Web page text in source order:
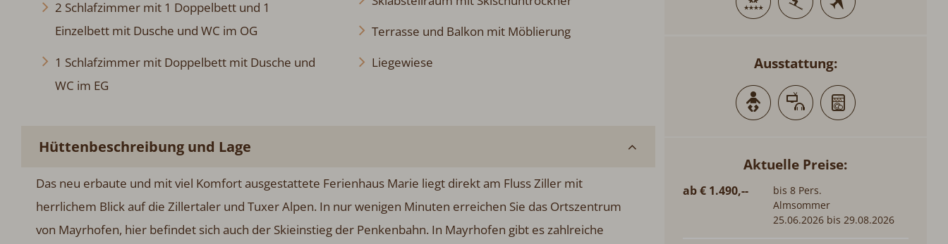
2 Schlafzimmer mit 1 Doppelbett und 1
Einzelbett mit Dusche und WC im OG
1 Schlafzimmer mit Doppelbett mit Dusche und
WC im EG
Terrasse und Balkon mit Möblierung
Liegewiese
Hüttenbeschreibung und Lage
Das neu erbaute und mit viel Komfort ausgestattete Ferienhaus Marie liegt direkt am Fluss Ziller mit
herrlichem Blick auf die Zillertaler und Tuxer Alpen. In nur wenigen Minuten erreichen Sie das Ortszentrum
von Mayrhofen, hier befindet sich auch der Skieinstieg der Penkenbahn. In Mayrhofen gibt es zahlreiche
Ausstattung:
Aktuelle Preise:
ab € 1.490,--
bis 8 Pers.
Almsommer
25.06.2026 bis 29.08.2026